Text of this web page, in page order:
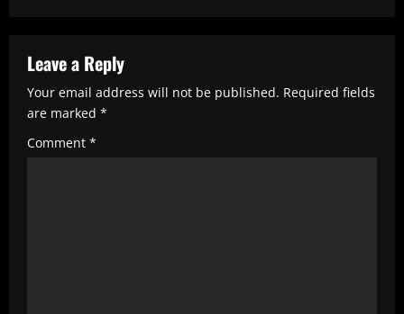
e
R
e
a
Leave a Reply
Your email address will not be published. Required fields
are marked *
Comment *